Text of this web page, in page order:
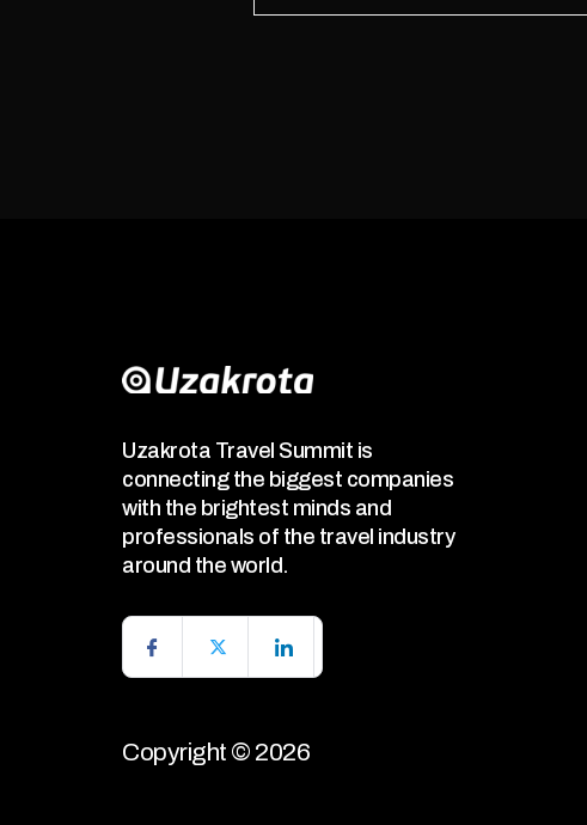
Uzakrota Travel Summit is
connecting the biggest companies
with the brightest minds and
professionals of the travel industry
around the world.
Copyright © 2026